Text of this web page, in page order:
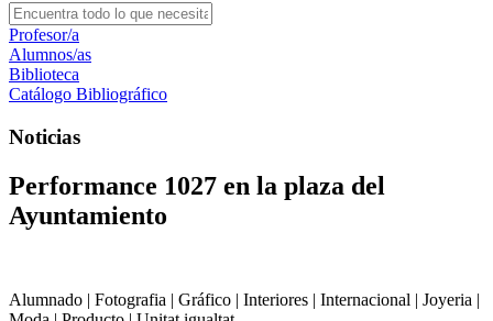
Profesor/a
Alumnos/as
Biblioteca
Catálogo Bibliográfico
Noticias
Performance 1027 en la plaza del
Ayuntamiento
Alumnado | Fotografia | Gráfico | Interiores | Internacional | Joyeria |